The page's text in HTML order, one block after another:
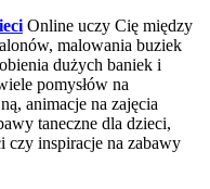
Online uczy Cię między
malowania buziek
dużych baniek i
pomysłów na
animacje na zajęcia
taneczne dla dzieci,
czy inspiracje na zabawy